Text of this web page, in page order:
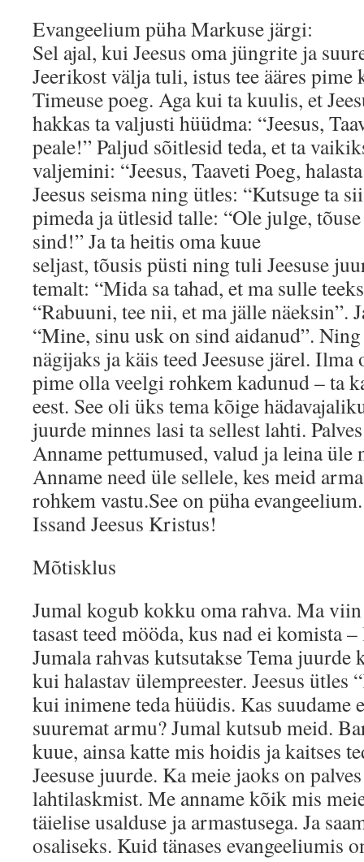
Evangeelium püha Markuse järgi:
Sel ajal, kui Jeesus oma jüngrite ja
Jeerikost välja tuli, istus tee ääres pime
Timeuse poeg. Aga kui ta kuulis, et
hakkas ta valjusti hüüdma: “Jeesus,
peale!” Paljud sõitlesid teda, et ta
valjemini: “Jeesus, Taaveti Poeg,
Jeesus seisma ning ütles: “Kutsuge ta
pimeda ja ütlesid talle: “Ole julge,
sind!” Ja ta heitis oma kuue
seljast, tõusis püsti ning tuli Jeesuse
temalt: “Mida sa tahad, et ma sulle
“Rabuuni, tee nii, et ma jälle näeksin”.
“Mine, sinu usk on sind aidanud”.
nägijaks ja käis teed Jeesuse järel.
pime olla veelgi rohkem kadunud – ta
eest. See oli üks tema kõige
juurde minnes lasi ta sellest lahti.
Anname pettumused, valud ja leina üle
Anname need üle sellele, kes meid
rohkem vastu.See on püha
Issand Jeesus Kristus!
Mõtisklus
Jumal kogub kokku oma rahva. Ma viin
tasast teed mööda, kus nad ei komista
Jumala rahvas kutsutakse Tema juurde
kui halastav ülempreester. Jeesus ütles
kui inimene teda hüüdis. Kas suudame
suuremat armu? Jumal kutsub meid.
kuue, ainsa katte mis hoidis ja kaitses
Jeesuse juurde. Ka meie jaoks on
lahtilaskmist. Me anname kõik mis
täielise usalduse ja armastusega. Ja
osaliseks. Kuid tänases evangeeliumis